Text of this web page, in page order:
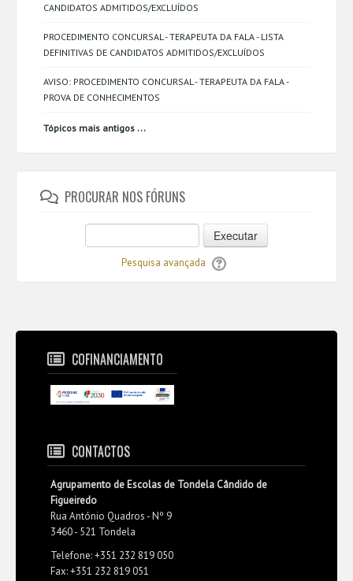
CANDIDATOS ADMITIDOS/EXCLUÍDOS
PROCEDIMENTO CONCURSAL - TERAPEUTA DA FALA - LISTA
DEFINITIVAS DE CANDIDATOS ADMITIDOS/EXCLUÍDOS
AVISO: PROCEDIMENTO CONCURSAL - TERAPEUTA DA FALA -
PROVA DE CONHECIMENTOS
Tópicos mais antigos ...
PROCURAR NOS FÓRUNS
Executar
Pesquisa avançada
COFINANCIAMENTO
CONTACTOS
Agrupamento de Escolas de Tondela Cândido de
Figueiredo
Rua António Quadros - Nº 9
3460 - 521 Tondela
Telefone: +351 232 819 050
Fax: +351 232 819 051